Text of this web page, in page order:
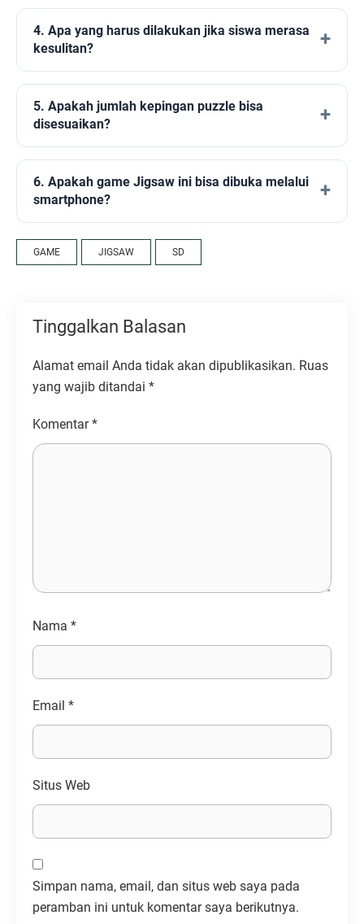
4. Apa yang harus dilakukan jika siswa merasa
kesulitan?
5. Apakah jumlah kepingan puzzle bisa
disesuaikan?
6. Apakah game Jigsaw ini bisa dibuka melalui
smartphone?
GAME JIGSAW SD
Tinggalkan Balasan
Alamat email Anda tidak akan dipublikasikan. Ruas
yang wajib ditandai *
Komentar*
Nama *
Email *
Situs Web
Simpan nama, email, dan situs web saya pada
peramban ini untuk komentar saya berikutnya.